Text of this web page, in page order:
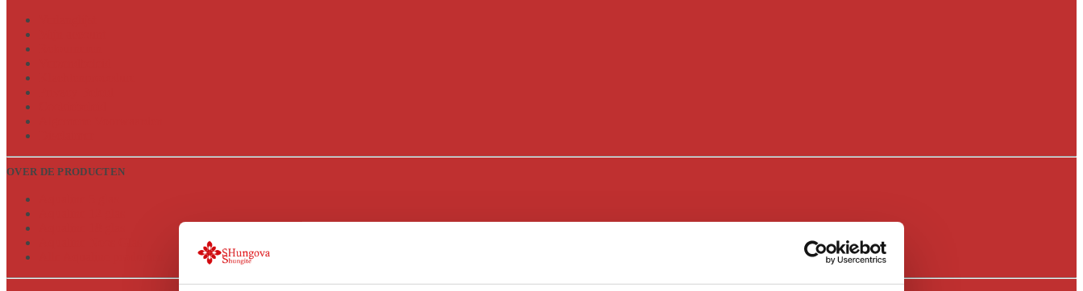
OVER DE PRODUCTEN